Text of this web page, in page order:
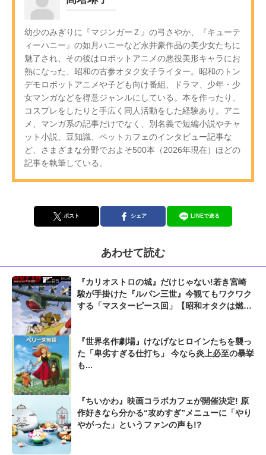
幼少のみぎりに『マジンガーＺ』の弓さやか、『キューテ
ィーハニー』の如月ハニーなど永井豪作品の美少女たちに
魅了され、その後はロボットアニメの悪役美形キャラにお
熱になった、昭和の古参オタク女子ライター。昭和のトン
デモロボットアニメや子ども向け番組、ドラマ、少年・少
女マンガなどを得意ジャンルにしている。本を作ったり、
コスプレをしたりと手広く同人活動をした経験あり。アニ
メ、マンガ系の記事だけでなく、別名義で短編小説やチャ
ット小説、豆知識、ペットカフェのインタビュー記事な
ど、さまざまな分野でおよそ500本（2026年現在）ほどの
記事を執筆している。
ポスト シェア LINEで送る
あわせて読む
『カリオストロの城』だけじゃない!若き宮崎
駿が手掛けた『ルパン三世』今観てもワクワク
する「マスターピース回」【昭和オタクは燃え
『世界名作劇場』けなげなヒロインたちを襲っ
た「卑劣すぎる仕打ち」 今なら炎上必至の暴挙
も...
『ちいかわ』映画コラボカフェが開催決定! 原
作好きなら分かる“攻めすぎ”メニューに「やり
やがった」というファンの声も!?